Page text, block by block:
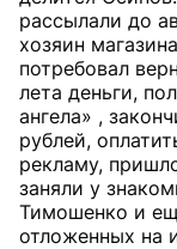
рассылали до
хозяин
потребовал
лета деньги,
ангела» ,
рублей,
рекламу,
заняли у
Тимошенко и
отложенных на